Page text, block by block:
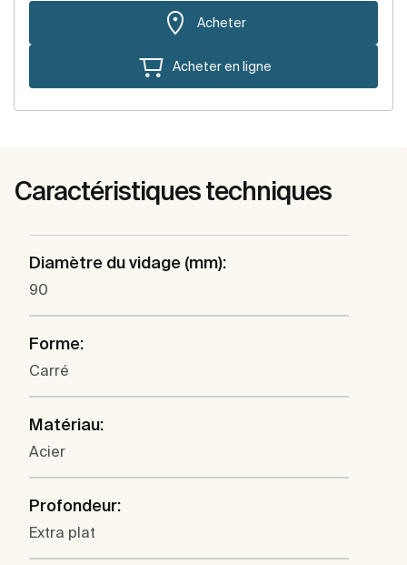
Acheter
Acheter en ligne
Caractéristiques techniques
Diamètre du vidage (mm):
90
Forme:
Carré
Matériau:
Acier
Profondeur:
Extra plat